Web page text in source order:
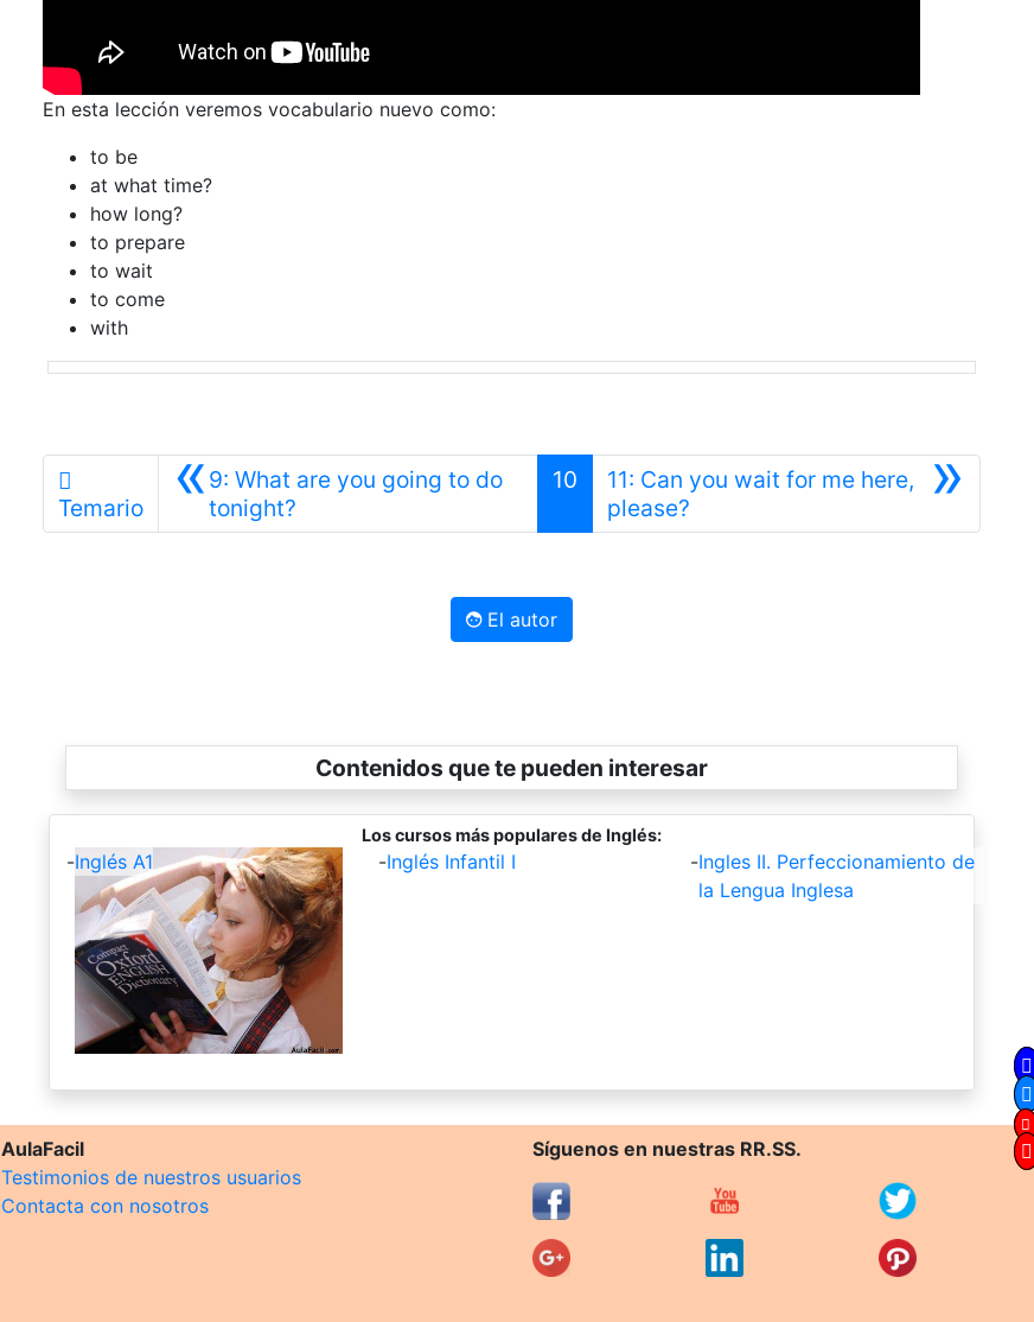
En esta lección veremos vocabulario nuevo como:
to be
at what time?
how long?
to prepare
to wait
to come
with
Temario «9: What are you going to do
tonight?Anterior
10 »
11: Can you wait for me here,
please?
El autor
Contenidos que te pueden interesar
Los cursos más populares de Inglés:
-Inglés A1 -Inglés Infantil I -Ingles II. Perfeccionamiento de
la Lengua Inglesa
AulaFacil
Testimonios de nuestros usuarios
Contacta con nosotros
Síguenos en nuestras RR.SS.